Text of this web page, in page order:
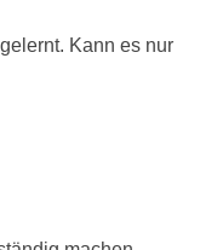
Kann es nur